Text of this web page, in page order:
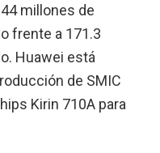
millones de
frente a 171.3
Huawei está
de SMIC
Kirin 710A para